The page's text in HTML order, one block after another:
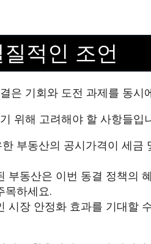
적인 조언
은 기회와 도전 과제를 동시
위해 고려해야 할 사항들입
부동산의 공시가격이 세금
부동산은 이번 동결 정책의
목하세요.
시장 안정화 효과를 기대할